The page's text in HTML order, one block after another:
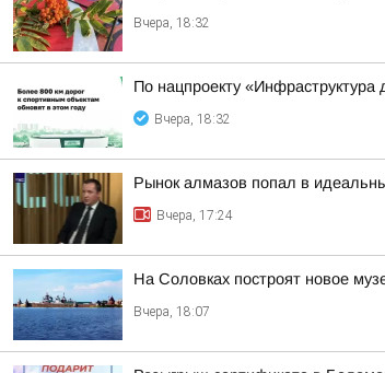
Вчера, 18:32
По нацпроекту
Вчера, 18:32
Рынок алмазов попал в
Вчера, 17:24
На Соловках построят новое
Вчера, 18:07